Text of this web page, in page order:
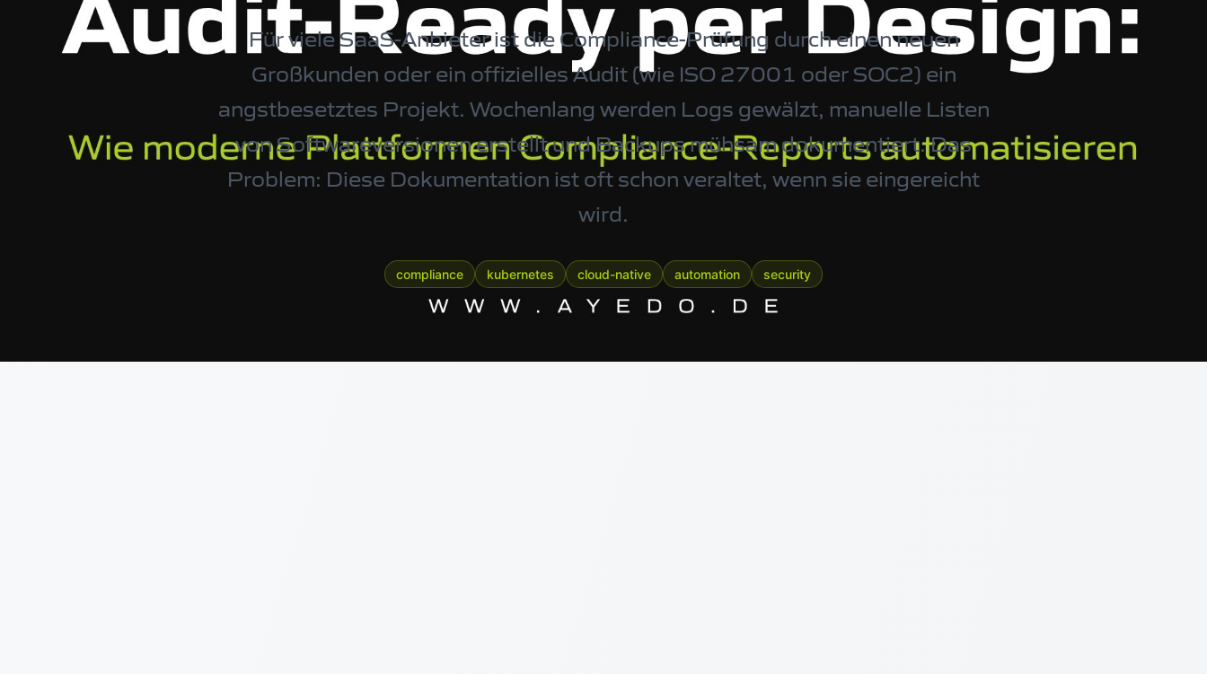
Für viele SaaS-Anbieter ist die Compliance-Prüfung durch einen neuen
Großkunden oder ein offizielles Audit (wie ISO 27001 oder SOC2) ein
angstbesetztes Projekt. Wochenlang werden Logs gewälzt, manuelle Listen
von Softwareversionen erstellt und Backups mühsam dokumentiert. Das
Problem: Diese Dokumentation ist oft schon veraltet, wenn sie eingereicht
wird.
compliance kubernetes cloud-native automation security